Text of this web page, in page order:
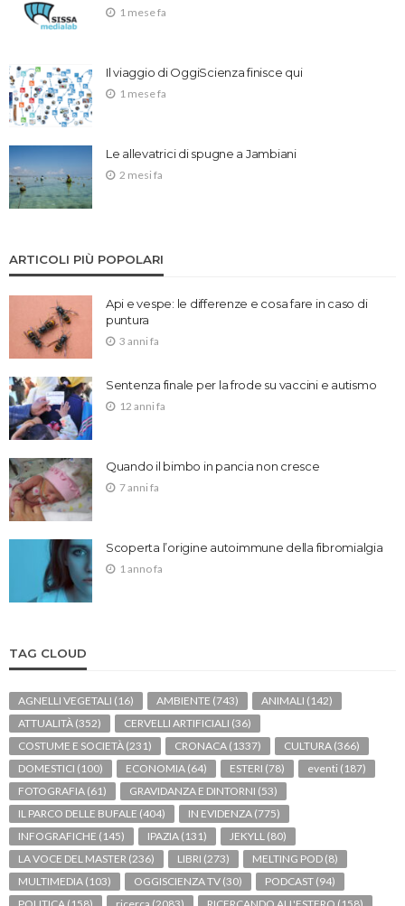
1 mese fa
Il viaggio di OggiScienza finisce qui
1 mese fa
Le allevatrici di spugne a Jambiani
2 mesi fa
ARTICOLI PIÙ POPOLARI
Api e vespe: le differenze e cosa fare in caso di
puntura
3 anni fa
Sentenza finale per la frode su vaccini e autismo
12 anni fa
Quando il bimbo in pancia non cresce
7 anni fa
Scoperta l’origine autoimmune della fibromialgia
1 anno fa
TAG CLOUD
AGNELLI VEGETALI (16) AMBIENTE (743) ANIMALI (142)
ATTUALITÀ (352) CERVELLI ARTIFICIALI (36)
COSTUME E SOCIETÀ (231) CRONACA (1337) CULTURA (366)
DOMESTICI (100) ECONOMIA (64) ESTERI (78) eventi (187)
FOTOGRAFIA (61) GRAVIDANZA E DINTORNI (53)
IL PARCO DELLE BUFALE (404) IN EVIDENZA (775)
INFOGRAFICHE (145) IPAZIA (131) JEKYLL (80)
LA VOCE DEL MASTER (236) LIBRI (273) MELTING POD (8)
MULTIMEDIA (103) OGGISCIENZA TV (30) PODCAST (94)